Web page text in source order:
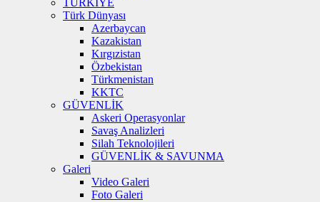
TÜRKİYE
Türk Dünyası
Azerbaycan
Kazakistan
Kırgızistan
Özbekistan
Türkmenistan
KKTC
GÜVENLİK
Askeri Operasyonlar
Savaş Analizleri
Silah Teknolojileri
GÜVENLİK & SAVUNMA
Galeri
Video Galeri
Foto Galeri